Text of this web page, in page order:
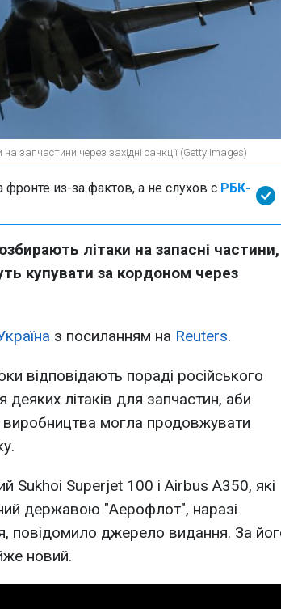
запчастини через західні санкції (Getty Images)
из-за фактов, а не слухов с РБК-
літаки на запасні частини,
купувати за кордоном через
з посиланням на Reuters.
відповідають пораді російського
літаків для запчастин, аби
виробництва могла продовжувати
Sukhoi Superjet 100 і Airbus A350, які
державою "Аерофлот", наразі
повідомило джерело видання. За
новий.